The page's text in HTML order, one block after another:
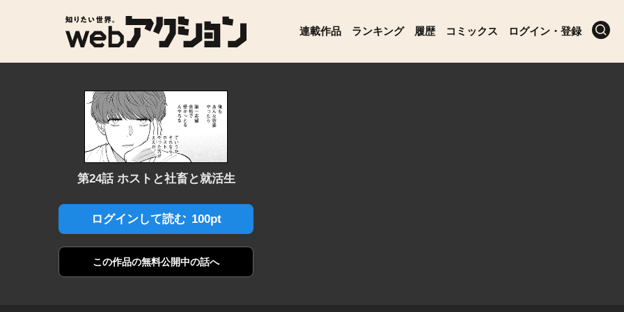
連載作品 ランキング 履歴 コミックス ログイン・登録
第24話 ホストと社畜と就活生
ログインして読む 100pt
この作品の無料公開中の話へ